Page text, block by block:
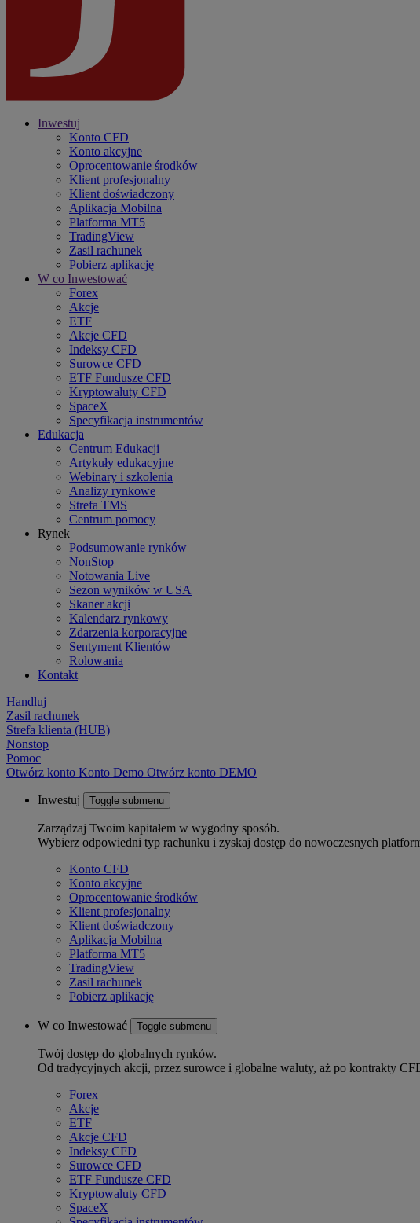
Inwestuj
Konto CFD
Konto akcyjne
Oprocentowanie środków
Klient profesjonalny
Klient doświadczony
Aplikacja Mobilna
Platforma MT5
TradingView
Zasil rachunek
Pobierz aplikację
W co Inwestować
Forex
Akcje
ETF
Akcje CFD
Indeksy CFD
Surowce CFD
ETF Fundusze CFD
Kryptowaluty CFD
SpaceX
Specyfikacja instrumentów
Edukacja
Centrum Edukacji
Artykuły edukacyjne
Webinary i szkolenia
Analizy rynkowe
Strefa TMS
Centrum pomocy
Rynek
Podsumowanie rynków
NonStop
Notowania Live
Sezon wyników w USA
Skaner akcji
Kalendarz rynkowy
Zdarzenia korporacyjne
Sentyment Klientów
Rolowania
Kontakt
Handluj
Zasil rachunek
Strefa klienta (HUB)
Nonstop
Pomoc
Otwórz konto Konto Demo Otwórz konto DEMO
Inwestuj Toggle submenu
Zarządzaj Twoim kapitałem w wygodny sposób.
Wybierz odpowiedni typ rachunku i zyskaj dostęp do nowoczesnych
Konto CFD
Konto akcyjne
Oprocentowanie środków
Klient profesjonalny
Klient doświadczony
Aplikacja Mobilna
Platforma MT5
TradingView
Zasil rachunek
Pobierz aplikację
W co Inwestować Toggle submenu
Twój dostęp do globalnych rynków.
Od tradycyjnych akcji, przez surowce i globalne waluty, aż po kontrakty
Forex
Akcje
ETF
Akcje CFD
Indeksy CFD
Surowce CFD
ETF Fundusze CFD
Kryptowaluty CFD
SpaceX